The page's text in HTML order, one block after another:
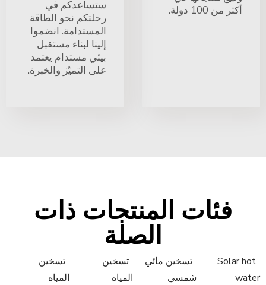
أكثر من 100 دولة.
ستساعدكم في
رحلتكم نحو الطاقة
المستدامة. انضموا
إلينا لبناء مستقبل
بيئي مستدام يعتمد
على التميّز والخبرة.
فئات المنتجات ذات
الصلة
Solar hot
water
تسخين مائي
شمسي
تسخين
المياه
تسخين
المياه